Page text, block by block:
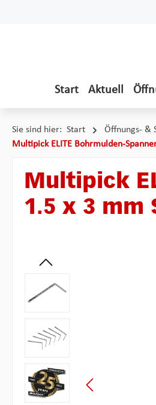
Start Aktuell
Sie sind hier: Start Öffnungs- &
Multipick ELITE Bohrmulden-
Multipick
1.5 x 3 mm
Bildergalerie überspringen